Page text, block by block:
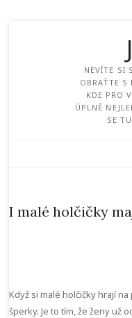
NEVÍTE SI
OBRAŤTE S
KDE PRO
ÚPLNĚ
SE
I malé holčičky
Když si malé holčičky hrají
šperky. Je to tím, že ženy už